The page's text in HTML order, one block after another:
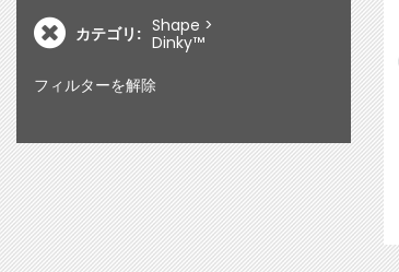
カテゴリ: Shape
Dinky™
フィルターを解除